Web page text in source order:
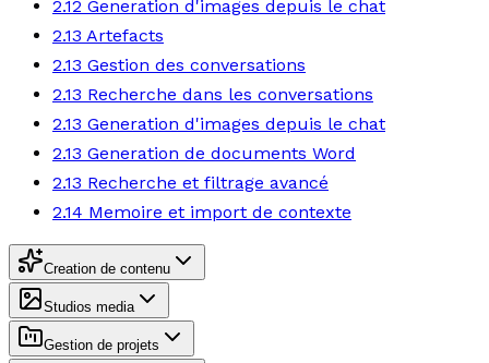
2.12 Generation d'images depuis le chat
2.13 Artefacts
2.13 Gestion des conversations
2.13 Recherche dans les conversations
2.13 Generation d'images depuis le chat
2.13 Generation de documents Word
2.13 Recherche et filtrage avancé
2.14 Memoire et import de contexte
Creation de contenu
Studios media
Gestion de projets